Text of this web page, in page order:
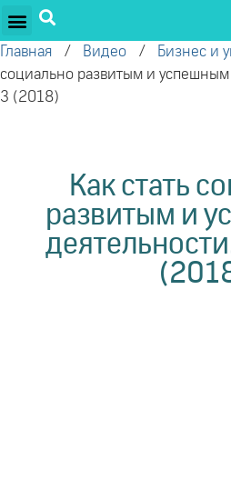
Главная / Видео / Бизнес и
социально развитым и
3 (2018)
Как стать
развитым и